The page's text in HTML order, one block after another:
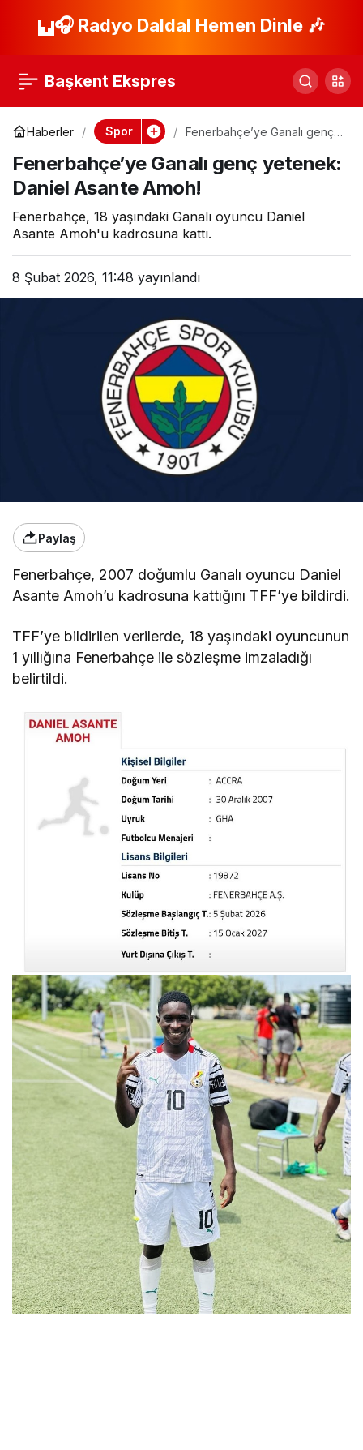
🎧 Radyo Daldal Hemen Dinle 🎶
Başkent Ekspres
Haberler Spor
Fenerbahçe’ye Ganalı genç
Amoh!
Fenerbahçe’ye Ganalı genç yetenek:
Daniel Asante Amoh!
Fenerbahçe, 18 yaşındaki Ganalı oyuncu Daniel
Asante Amoh'u kadrosuna kattı.
8 Şubat 2026, 11:48 yayınlandı
Paylaş
Fenerbahçe, 2007 doğumlu Ganalı oyuncu Daniel
Asante Amoh’u kadrosuna kattığını TFF’ye bildirdi.
TFF’ye bildirilen verilerde, 18 yaşındaki oyuncunun
1 yıllığına Fenerbahçe ile sözleşme imzaladığı
belirtildi.
Galatasaray’da sezon
planı! Dünya yıldızları
için Sane stratejisi
Paylaş